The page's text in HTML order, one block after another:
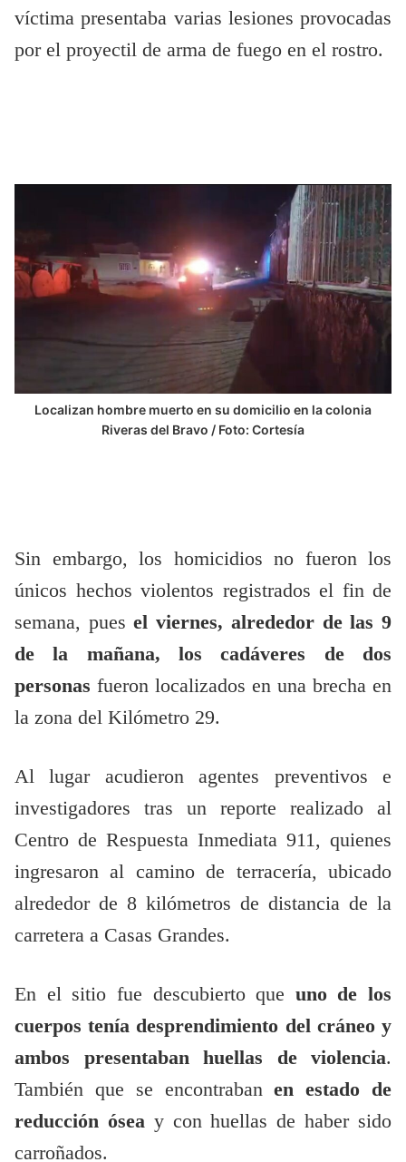
víctima presentaba varias lesiones provocadas
por el proyectil de arma de fuego en el rostro.
Localizan hombre muerto en su domicilio en la colonia
Riveras del Bravo / Foto: Cortesía
Sin embargo, los homicidios no fueron los
únicos hechos violentos registrados el fin de
semana, puesel viernes, alrededor de las 9
de la mañana, los cadáveres de dos
personas fueron localizados en una brecha en
la zona del Kilómetro 29.
Al lugar acudieron agentes preventivos e
investigadores tras un reporte realizado al
Centro de Respuesta Inmediata 911, quienes
ingresaron al camino de terracería, ubicado
alrededor de 8 kilómetros de distancia de la
carretera a Casas Grandes.
En el sitio fue descubierto que uno de los
cuerpos tenía desprendimiento del cráneo y
ambos presentaban huellas de violencia.
También que se encontrabanen estado de
reducción óseay con huellas de haber sido
carroñados.